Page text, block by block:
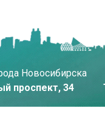
Новосибирска
проспект, 34